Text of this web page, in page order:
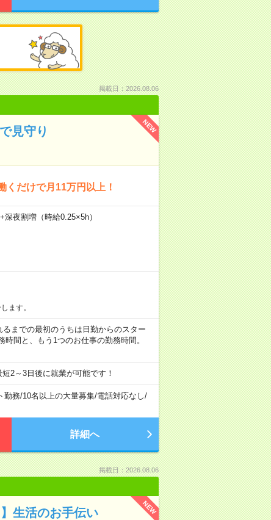
掲載日：2026.08.06
NEW
見守り
だけで月11万円以上！
夜割増（時給0.25×5h）
ます。
までの最初のうちは日勤からのスター
間と、もう1つのお仕事の勤務時間。
2～3日後に就業が可能です！
勤務/10名以上の大量募集/電話対応なし/
詳細へ
掲載日：2026.08.06
NEW
生活のお手伝い